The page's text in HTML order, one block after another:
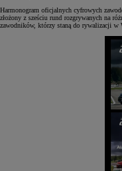
Harmonogram oficjalnych cyfrowych
złożony z sześciu rund rozgrywanych na
zawodników, którzy staną do rywalizacji w